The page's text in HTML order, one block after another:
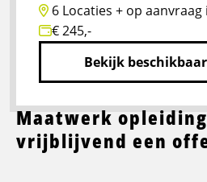
6 Locaties + op aanvraag
€ 245,-
Bekijk
Lees
meer
over
Maatwerk
vrijblijvend een